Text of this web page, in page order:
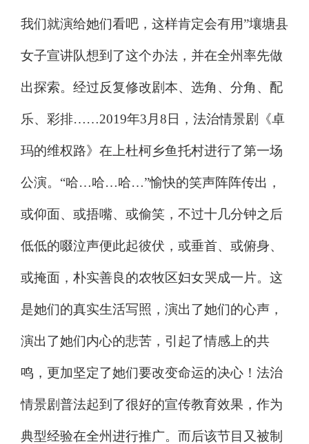
我们就演给她们看吧，这样肯定会有用”壤塘县
女子宣讲队想到了这个办法，并在全州率先做
出探索。经过反复修改剧本、选角、分角、配
乐、彩排……2019年3 月8日，法治情景剧《卓
玛的维权路》在上杜柯乡鱼托村进行了第一场
公演。 “哈…哈…哈…”愉快的笑声阵阵传出，
或仰面、或捂嘴、或偷笑，不过十几分钟之后
低低的啜泣声便此起彼伏，或垂首、或俯身、
或掩面，朴实善良的农牧区妇女哭成一片。这
是她们的真实生活写照，演出了她们的心声，
演出了她们内心的悲苦，引起了情感上的共
鸣，更加坚定了她们要改变命运的决心！法治
情景剧普法起到了很好的宣传教育效果，作为
典型经验在全州进行推广。而后该节目又被制